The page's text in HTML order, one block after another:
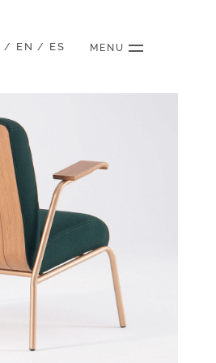
/ EN / ES MENU